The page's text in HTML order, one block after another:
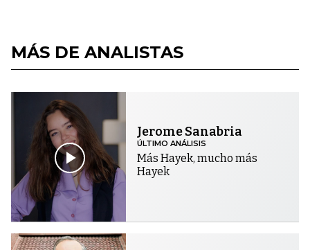
MÁS DE ANALISTAS
Jerome Sanabria
ÚLTIMO ANÁLISIS
Más Hayek, mucho más
Hayek